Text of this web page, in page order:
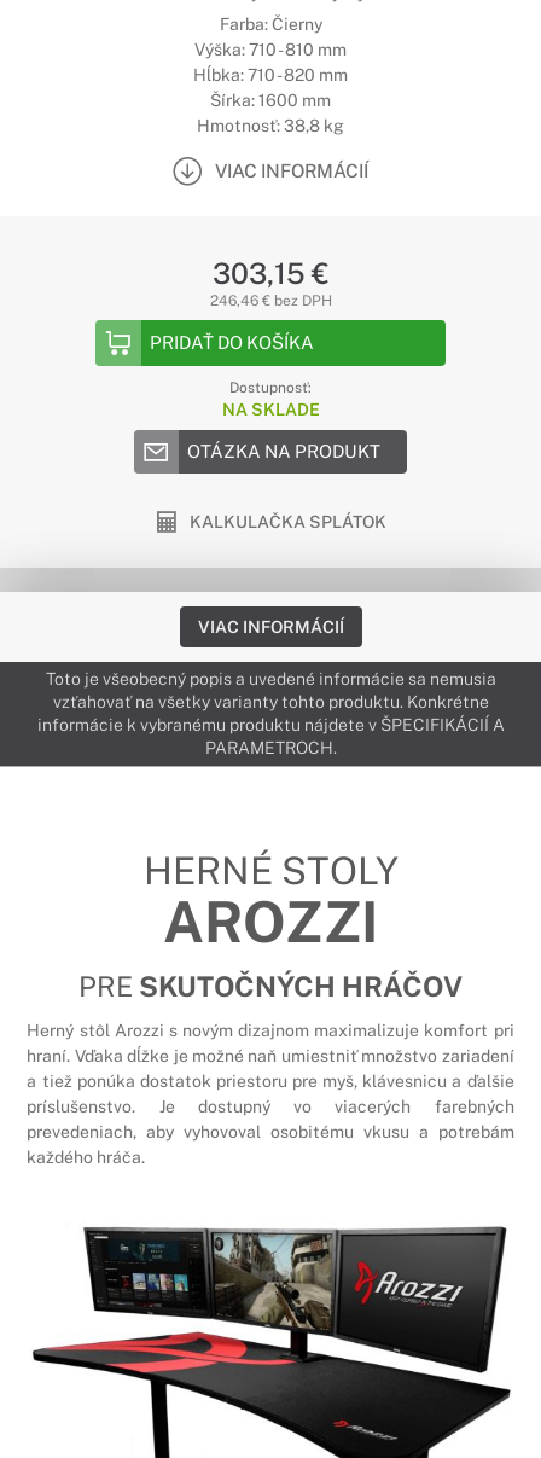
Farba: Čierny
Výška: 710 - 810 mm
Hĺbka: 710 - 820 mm
Šírka: 1600 mm
Hmotnosť: 38,8 kg
VIAC INFORMÁCIÍ
303,15 €
246,46 € bez DPH
PRIDAŤ DO KOŠÍKA
Dostupnosť:
NA SKLADE
OTÁZKA NA PRODUKT
KALKULAČKA SPLÁTOK
VIAC INFORMÁCIÍ
Toto je všeobecný popis a uvedené informácie sa nemusia
vzťahovať na všetky varianty tohto produktu. Konkrétne
informácie k vybranému produktu nájdete v ŠPECIFIKÁCIÍ A
PARAMETROCH.
HERNÉ STOLY
AROZZI
PRE SKUTOČNÝCH HRÁČOV
Herný stôl Arozzi s novým dizajnom maximalizuje komfort pri
hraní. Vďaka dĺžke je možné naň umiestniť množstvo zariadení
a tiež ponúka dostatok priestoru pre myš, klávesnicu a ďalšie
príslušenstvo. Je dostupný vo viacerých farebných
prevedeniach, aby vyhovoval osobitému vkusu a potrebám
každého hráča.